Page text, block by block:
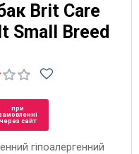
Brit Care
Small Breed
при
через сайт
гіпоалергенний